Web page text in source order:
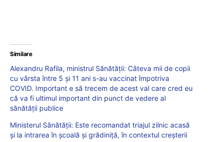
Similare
Alexandru Rafila, ministrul Sănătății: Câteva mii de copii
cu vârsta între 5 și 11 ani s-au vaccinat împotriva
COVID. Important e să trecem de acest val care cred eu
că va fi ultimul important din punct de vedere al
sănătății publice
Ministerul Sănătății: Este recomandat triajul zilnic acasă
și la intrarea în școală și grădiniță, în contextul creșterii